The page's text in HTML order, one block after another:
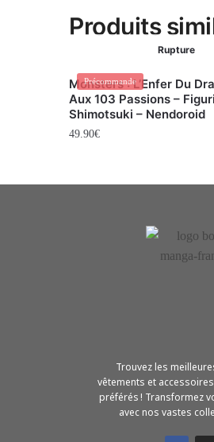
Produits
Précommande
Rupture
Monsters : L’Enfer Du
Aux 103 Passions –
Shimotsuki – Nendoroid
49.90€
Trouvez les
vêtements et
préférés ! Transformez
avec nos vastes